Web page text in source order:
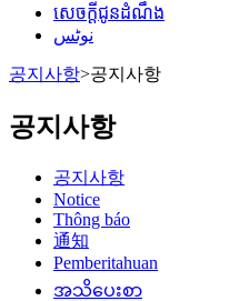
សេចក្តីជូនដំណឹង
نوٹس
공지사항>공지사항
공지사항
공지사항
Notice
Thông báo
通知
Pemberitahuan
အသိပေးစာ